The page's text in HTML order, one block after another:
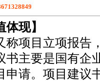
体现】
项目立项报告
书主要是国有企
申请。项目建议